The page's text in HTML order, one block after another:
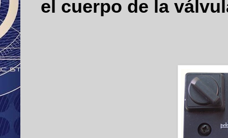
el cuerpo de la